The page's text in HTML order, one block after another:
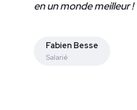
en un monde meilleur !
Fabien Besse
Salarié